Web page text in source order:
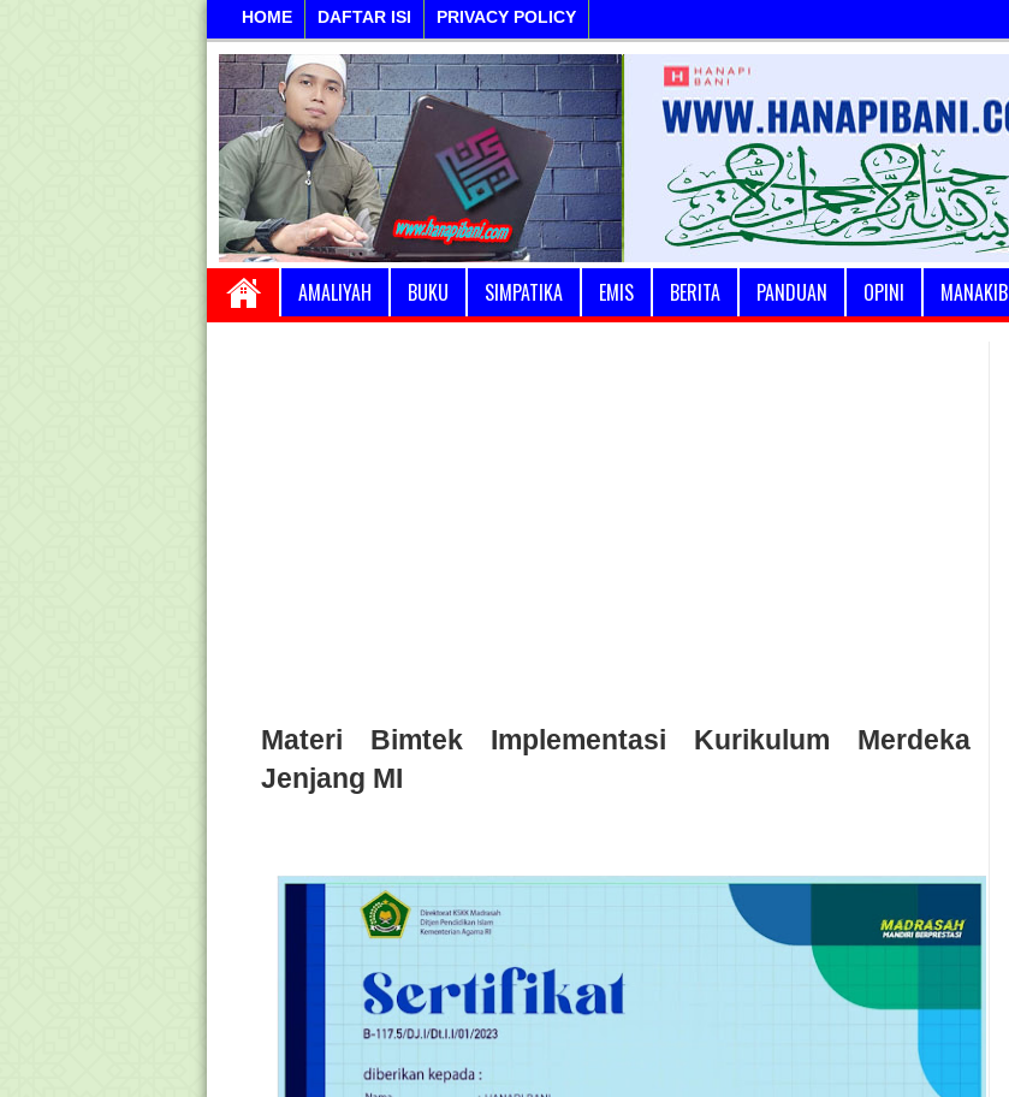
HOME DAFTAR ISI PRIVACY POLICY
AMALIYAH BUKU SIMPATIKA EMIS BERITA PANDUAN OPINI MANAKIB
Materi Bimtek Implementasi Kurikulum Merdeka
Jenjang MI